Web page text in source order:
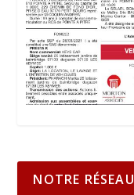
NOTRE RÉSEAU